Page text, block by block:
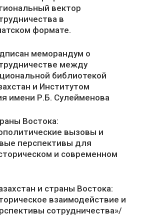
вектор
в
формате.
меморандум о
между
библиотекой
и Институтом
имени Р.Б. Сулейменова
Востока:
вызовы и
перспективы для
и современном
и страны Востока:
взаимодействие и
сотрудничества»/